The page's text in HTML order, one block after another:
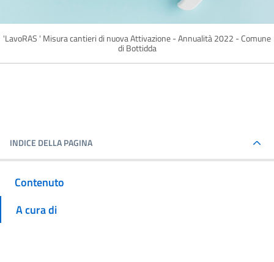
'LavoRAS ' Misura cantieri di nuova Attivazione - Annualità 2022 - Comune
di Bottidda
INDICE DELLA PAGINA
Contenuto
A cura di